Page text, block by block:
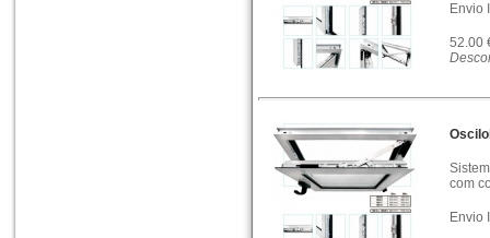
Envio
52.00
com
Envio